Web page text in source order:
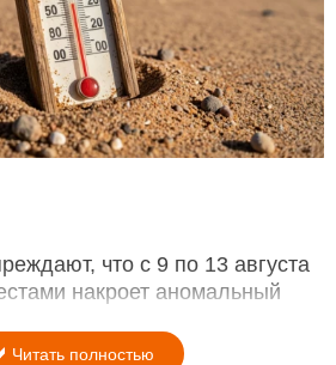
что с 9 по 13 августа
накроет аномальный
Читать полностью